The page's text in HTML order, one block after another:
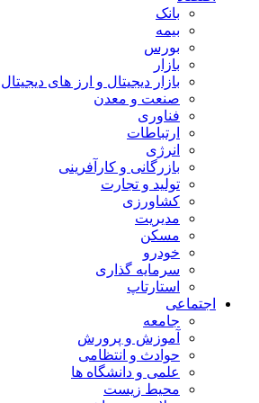
بانک
بیمه
بورس
بازار
بازار دیجیتال و ارز های دیجیتال
صنعت و معدن
فناوری
ارتباطات
انرژی
بازرگانی و کارآفرینی
تولید و تجارت
کشاورزی
مدیریت
مسکن
خودرو
سرمایه گذاری
استارتاپ
اجتماعی
جامعه
آموزش و پرورش
حوادث و انتظامی
علمی و دانشگاه ها
محیط زیست